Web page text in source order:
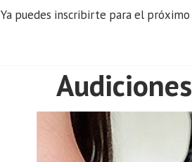
Ya puedes inscribirte para el